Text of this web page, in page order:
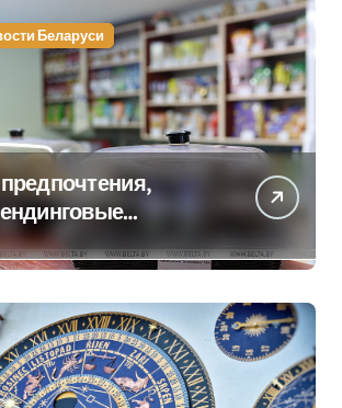
Беларуси
Минобразования об
в школьном